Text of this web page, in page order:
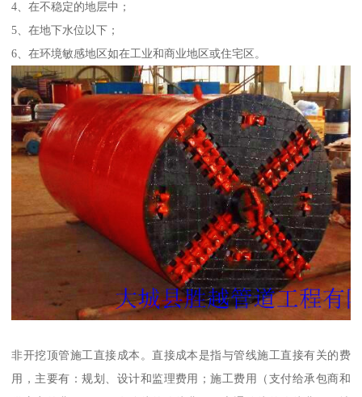
4、在不稳定的地层中；
5、在地下水位以下；
6、在环境敏感地区如在工业和商业地区或住宅区。
非开挖顶管施工直接成本。直接成本是指与管线施工直接有关的费
用，主要有：规划、设计和监理费用；施工费用（支付给承包商和